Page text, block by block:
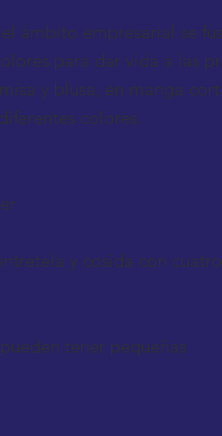
ámbito empresarial se
para dar vida a las
y blusa, en manga
colores.
y cosida con
tener pequeñas